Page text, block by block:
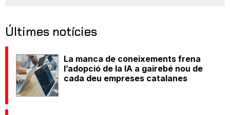
Últimes notícies
La manca de coneixements frena
l’adopció de la IA a gairebé nou de
cada deu empreses catalanes